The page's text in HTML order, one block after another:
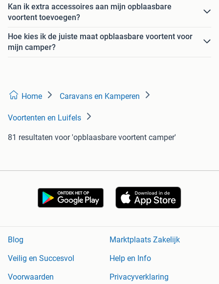
Kan ik extra accessoires aan mijn opblaasbare
voortent toevoegen?
Hoe kies ik de juiste maat opblaasbare voortent voor
mijn camper?
Home Caravans en Kamperen
Voortenten en Luifels
81 resultaten voor 'opblaasbare voortent camper'
Blog
Marktplaats Zakelijk
Veilig en Succesvol
Help en Info
Voorwaarden
Privacyverklaring